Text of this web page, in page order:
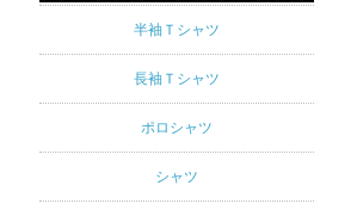
Sweat &
Select
Shop mi-
215. Tシャ
半袖Ｔシャツ
長袖Ｔシャツ
ポロシャツ
シャツ